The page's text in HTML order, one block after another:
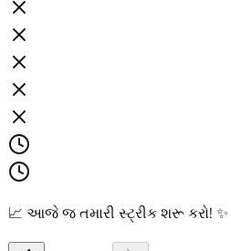
📈 આજે જ તમારી સ્ટ્રીક શરૂ કરો! ✨